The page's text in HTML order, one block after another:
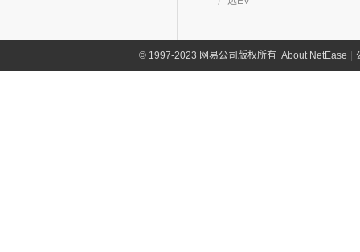
©1997-2023 网易公司版权所有 About NetEase